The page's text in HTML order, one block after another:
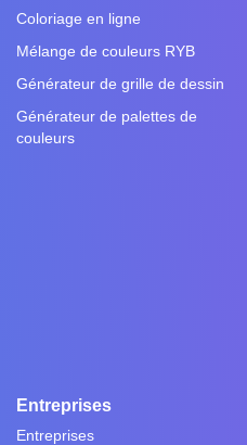
Coloriage en ligne
Mélange de couleurs RYB
Générateur de grille de dessin
Générateur de palettes de
couleurs
Entreprises
Entreprises